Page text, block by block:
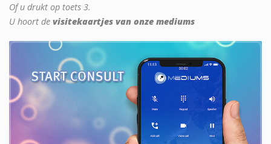
Of u drukt op toets 3.
U hoort de visitekaartjes van onze mediums